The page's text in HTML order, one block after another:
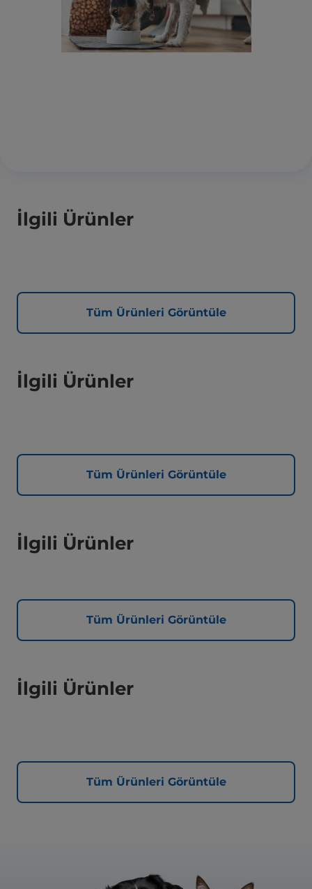
İlgili Ürünler
Tüm Ürünleri Görüntüle
İlgili Ürünler
Tüm Ürünleri Görüntüle
İlgili Ürünler
Tüm Ürünleri Görüntüle
İlgili Ürünler
Tüm Ürünleri Görüntüle